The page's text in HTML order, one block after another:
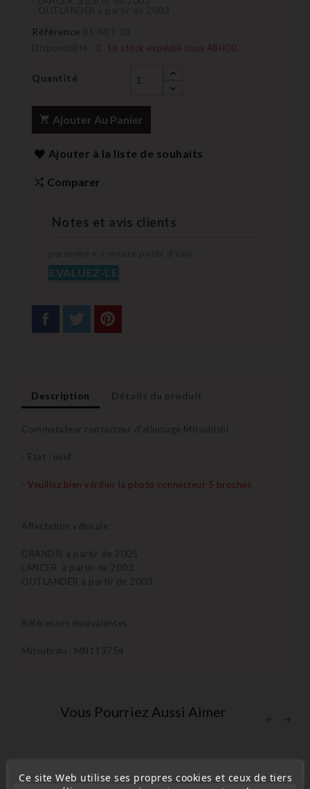
Référence
En stock expédié sous 48H00
Quantité
Ajouter Au Panier
Ajouter à la liste de souhaits
Comparer
Notes et avis clients
EVALUEZ-LE
Description
Commutateur contacteur d'allumage Mitsubishi
- Etat : neuf
- Veuillez bien vérifier la photo connecteur 5 broches
Affectation véhicule :
GRANDIS à partir de 2005
LANCER à partir de 2003
OUTLANDER à partir de 2003
Références équivalentes :
Mitsubishi : MN113754
Vous Pourriez Aussi Aimer
Ce site Web utilise ses propres cookies et ceux de tiers